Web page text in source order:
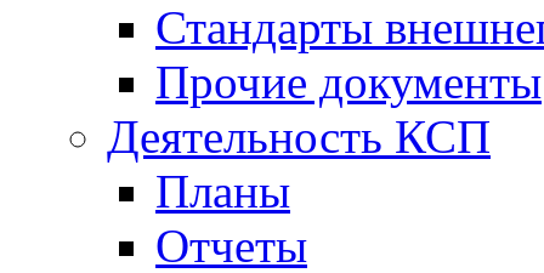
Стандарты
Прочие документы
Деятельность КСП
Планы
Отчеты